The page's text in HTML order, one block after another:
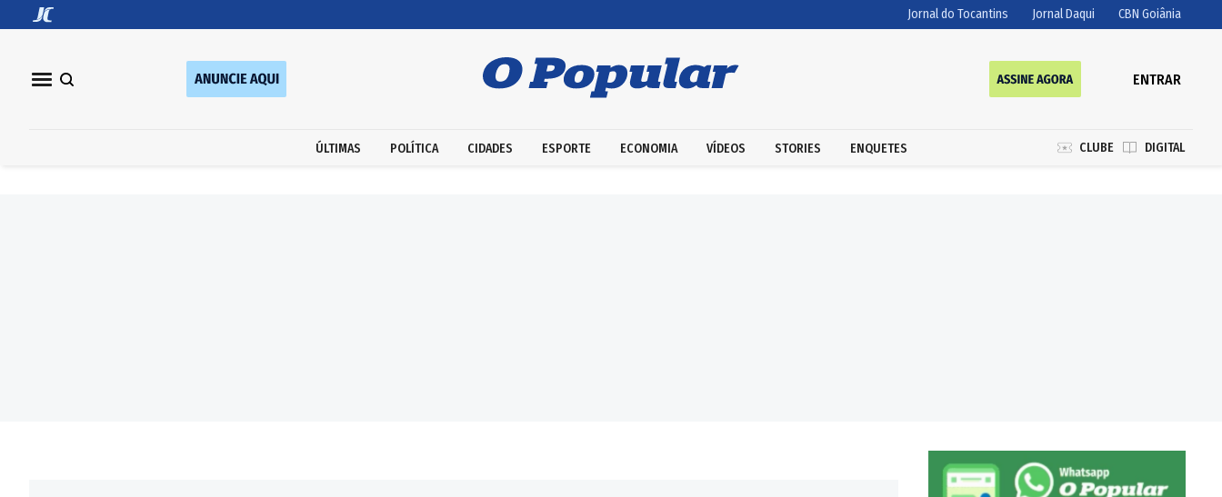
Jornal do Tocantins Jornal Daqui CBN Goiânia
ENTRAR
ÚLTIMAS POLÍTICA CIDADES ESPORTE ECONOMIA VÍDEOS STORIES ENQUETES CLUBE DIGITAL